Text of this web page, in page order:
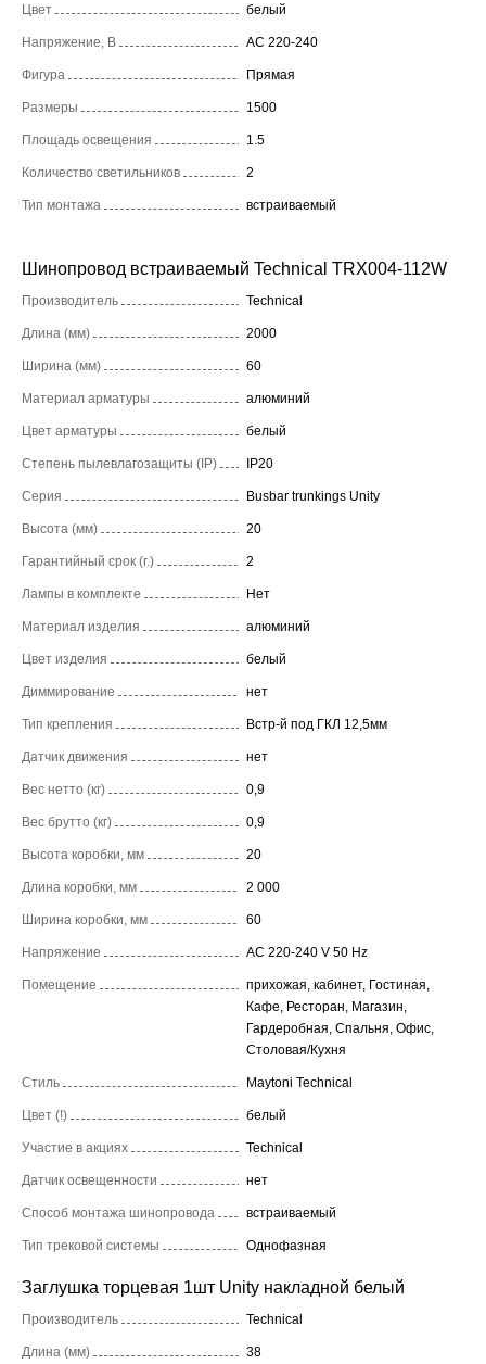
Цвет белый
Напряжение, В AC 220-240
Фигура Прямая
Размеры 1500
Площадь освещения 1.5
Количество светильников 2
Тип монтажа встраиваемый
Шинопровод встраиваемый Technical TRX004-112W
Производитель Technical
Длина (мм) 2000
Ширина (мм) 60
Материал арматуры алюминий
Цвет арматуры белый
Степень пылевлагозащиты (IP) IP20
Серия Busbar trunkings Unity
Высота (мм) 20
Гарантийный срок (г.) 2
Лампы в комплекте Нет
Материал изделия алюминий
Цвет изделия белый
Диммирование нет
Тип крепления Встр-й под ГКЛ 12,5мм
Датчик движения нет
Вес нетто (кг) 0,9
Вес брутто (кг) 0,9
Высота коробки, мм 20
Длина коробки, мм 2 000
Ширина коробки, мм 60
Напряжение AC 220-240 V 50 Hz
Помещение
прихожая, кабинет, Гостиная,
Кафе, Ресторан, Магазин,
Гардеробная, Спальня, Офис,
Столовая/Кухня
Стиль Maytoni Technical
Цвет (!) белый
Участие в акциях Technical
Датчик освещенности нет
Способ монтажа шинопровода встраиваемый
Тип трековой системы Однофазная
Заглушка торцевая 1шт Unity накладной белый
Производитель Technical
Длина (мм) 38